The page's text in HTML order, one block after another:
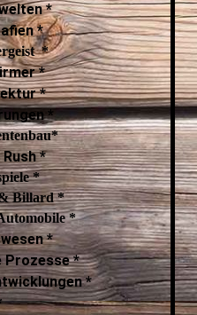
*
*
*
*
*
*
Rush *
*
Billard *
*
*
Prozesse *
*